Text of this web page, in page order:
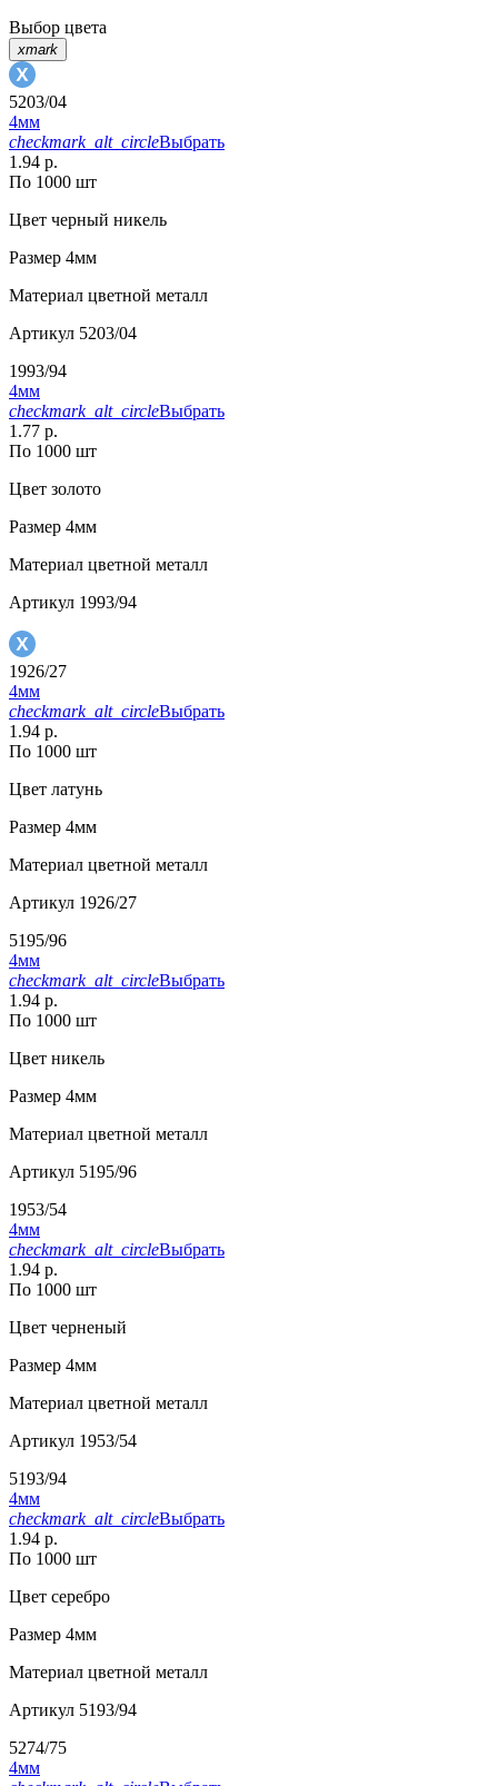
Выбор цвета
xmark
5203/04
4мм
checkmark_alt_circleВыбрать
1.94 р.
По 1000 шт
Цвет черный никель
Размер 4мм
Материал цветной металл
Артикул 5203/04
1993/94
4мм
checkmark_alt_circleВыбрать
1.77 р.
По 1000 шт
Цвет золото
Размер 4мм
Материал цветной металл
Артикул 1993/94
1926/27
4мм
checkmark_alt_circleВыбрать
1.94 р.
По 1000 шт
Цвет латунь
Размер 4мм
Материал цветной металл
Артикул 1926/27
5195/96
4мм
checkmark_alt_circleВыбрать
1.94 р.
По 1000 шт
Цвет никель
Размер 4мм
Материал цветной металл
Артикул 5195/96
1953/54
4мм
checkmark_alt_circleВыбрать
1.94 р.
По 1000 шт
Цвет черненый
Размер 4мм
Материал цветной металл
Артикул 1953/54
5193/94
4мм
checkmark_alt_circleВыбрать
1.94 р.
По 1000 шт
Цвет серебро
Размер 4мм
Материал цветной металл
Артикул 5193/94
5274/75
4мм